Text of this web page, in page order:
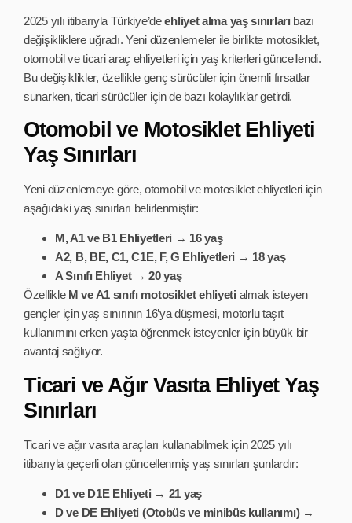
2025 yılı itibarıyla Türkiye’deehliyet alma yaş sınırları bazı
değişikliklere uğradı. Yeni düzenlemeler ile birlikte motosiklet,
otomobil ve ticari araç ehliyetleri için yaş kriterleri güncellendi.
Bu değişiklikler, özellikle genç sürücüler için önemli fırsatlar
sunarken, ticari sürücüler için de bazı kolaylıklar getirdi.
Otomobil ve Motosiklet Ehliyeti
Yaş Sınırları
Yeni düzenlemeye göre, otomobil ve motosiklet ehliyetleri için
aşağıdaki yaş sınırları belirlenmiştir:
M, A1 ve B1 Ehliyetleri → 16 yaş
A2, B, BE, C1, C1E, F, G Ehliyetleri → 18 yaş
A Sınıfı Ehliyet→20 yaş
Özellikle M ve A1 sınıfı motosiklet ehliyeti almak isteyen
gençler için yaş sınırının 16’ya düşmesi, motorlu taşıt
kullanımını erken yaşta öğrenmek isteyenler için büyük bir
avantaj sağlıyor.
Ticari ve Ağır Vasıta Ehliyet Yaş
Sınırları
Ticari ve ağır vasıta araçları kullanabilmek için 2025 yılı
itibarıyla geçerli olan güncellenmiş yaş sınırları şunlardır:
D1 ve D1E Ehliyeti → 21 yaş
D ve DE Ehliyeti (Otobüs ve minibüs kullanımı)→